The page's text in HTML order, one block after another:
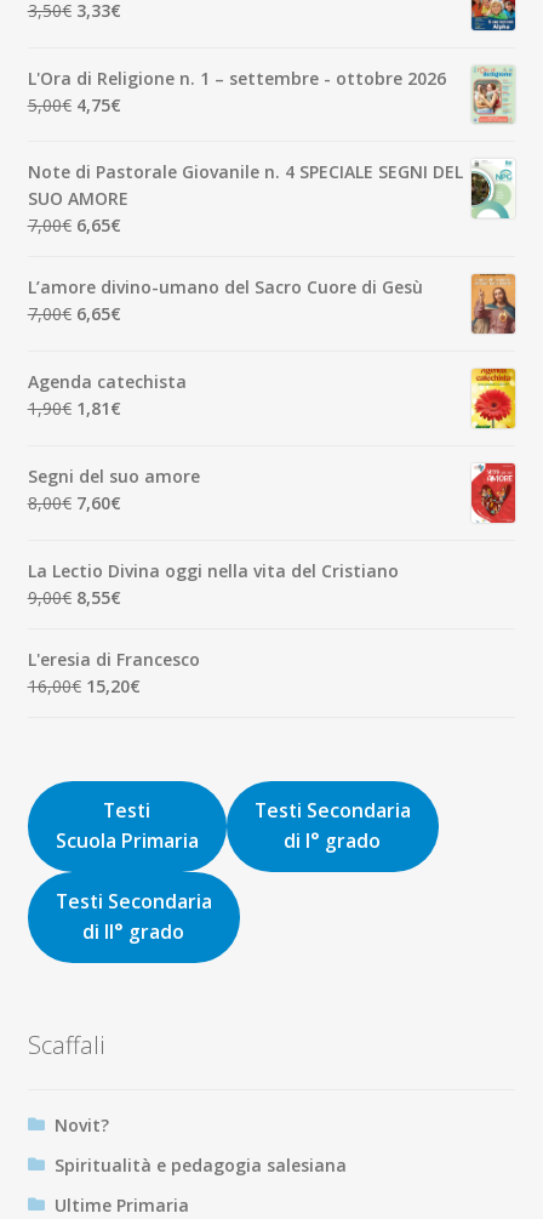
3,50€ Il
era:
3,50€.
3,33€Il
è:
3,33€.
L'Ora di Religione n. 1 – settembre - ottobre 2026
5,00€ Il
era:
5,00€.
4,75€Il
è:
4,75€.
Note di Pastorale Giovanile n. 4 SPECIALE SEGNI DEL
SUO AMORE
7,00€ Il
originale
era:
6,65€Il
attuale
è:
L’amore divino-umano del Sacro Cuore di Gesù
7,00€ Il
era:
7,00€.
6,65€Il
è:
6,65€.
Agenda catechista
1,90€ Il
era:
1,90€.
1,81€Il
è:
1,81€.
Segni del suo amore
8,00€ Il
era:
8,00€.
7,60€Il
è:
7,60€.
La Lectio Divina oggi nella vita del Cristiano
9,00€ Il
originale
era:
9,00€.
8,55€Il
attuale
è:
L'eresia di Francesco
16,00€ Il
15,20€Il
15,20€.
Testi
Scuola Primaria
Testi Secondaria
di I° grado
Testi Secondaria
di II° grado
Scaffali
Novit?
Spiritualità e pedagogia salesiana
Ultime Primaria